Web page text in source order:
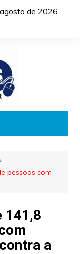
de 2026
pessoas com
141,8
a